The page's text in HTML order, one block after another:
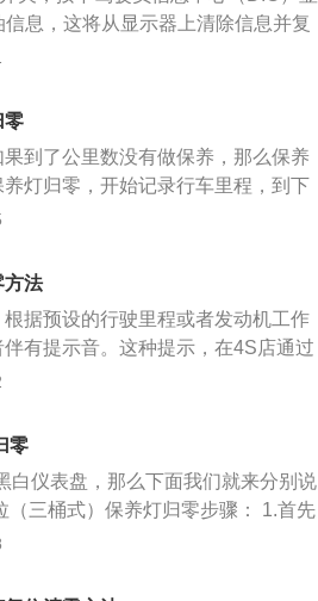
业的人员进行归零设定。
息，这将从显示器上清除信息并复
侧INFO按钮上的上\/下箭头，进入
机油寿命指示器即被归零；如果百
闭点火开关；如果起动车辆时更换
系统未被归零，重复归零程序。
零
到了公里数没有做保养，那么保养
灯归零，开始记录行车里程，到下
己做保养也可以把保养灯归零的，
2、按住组合仪表上的“日行驶里
关转到ON，此时保养灯先点亮3s
钮，归零完成。 5、点火开关转到O
使用里程数，犹如短跑比赛中的计时
的作用。如果车主更换了相关零
但是会给下次更换汽车配件带来麻
方法
据预设的行驶里程或者发动机工作
有提示音。这种提示，在4S店通过
保养后人工进行对提示的取消复位
再回转到OFF。 2、按住组合仪表
放。 3、点火开关转到ON，此时保
4、松开复位按钮，归零完成。 5、
一些重要配件的使用里程数，犹如短
车维修工作人员的作用。如果车主
零
白仪表盘，那么下面我们就来分别说
三桶式）保养灯归零步骤： 1.首先
距离里程表复位按钮切换到短距离
离里程表显示“000000”为止，这时